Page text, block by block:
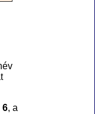
6, a